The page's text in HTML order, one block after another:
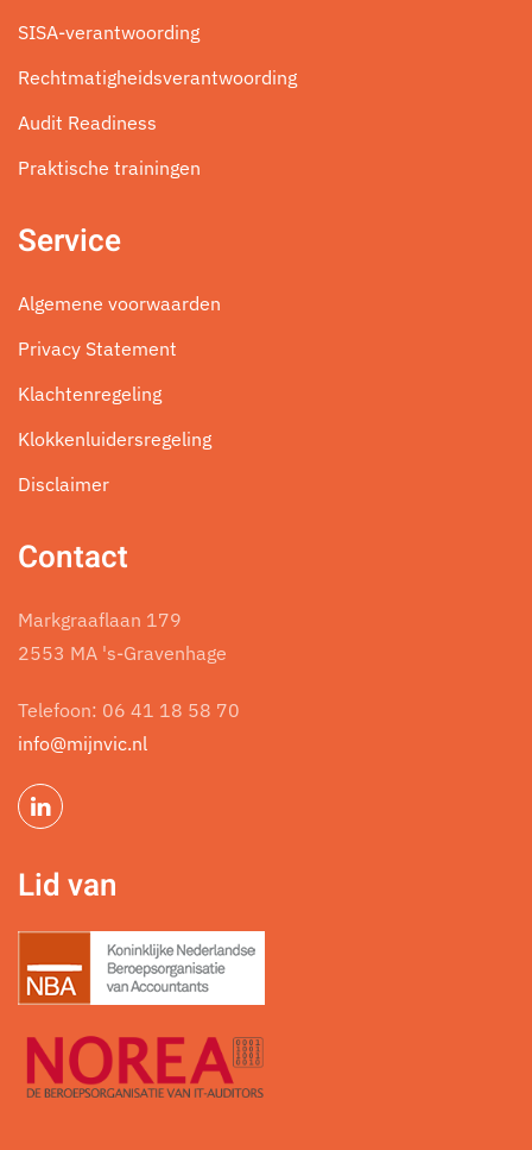
SISA-verantwoording
Rechtmatigheidsverantwoording
Audit Readiness
Praktische trainingen
Service
Algemene voorwaarden
Privacy Statement
Klachtenregeling
Klokkenluidersregeling
Disclaimer
Contact
Markgraaflaan 179
2553 MA 's-Gravenhage
Telefoon: 06 41 18 58 70
info@mijnvic.nl
Lid van